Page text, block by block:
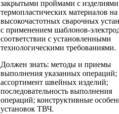
закрытыми проймами с
термопластических материалов на
высокочастотных сварочных
с применением шаблонов-
соответствии с установленными
технологическими требованиями.
Должен знать: методы и приемы
выполнения указанных операций;
ассортимент швейных изделий;
последовательность выполнения
операций; конструктивные
установок ТВЧ.